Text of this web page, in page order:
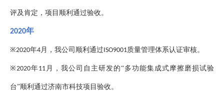
评及肯定，项目顺利通过验收。
2020年
※2020年4月，我公司顺利通过ISO9001质量管理体系认证审核。
※2020年11 月，我公司自主研发的“多功能集成式摩擦磨损试验
台”顺利通过济南市科技项目验收。